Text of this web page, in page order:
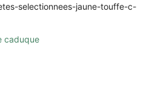
selectionnees-jaune-touffe-c-
caduque